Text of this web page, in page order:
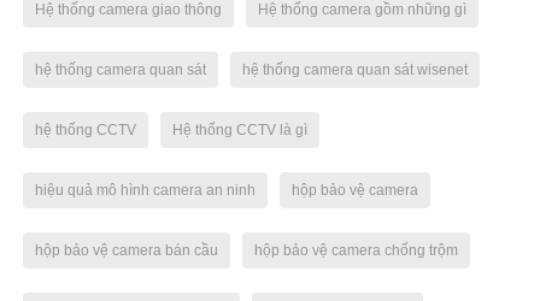
Hệ thống camera giao thông Hệ thống camera gồm những gì
hệ thống camera quan sát hệ thống camera quan sát wisenet
hệ thống CCTV Hệ thống CCTV là gì
hiệu quả mô hình camera an ninh hộp bảo vệ camera
hộp bảo vệ camera bán cầu hộp bảo vệ camera chống trộm